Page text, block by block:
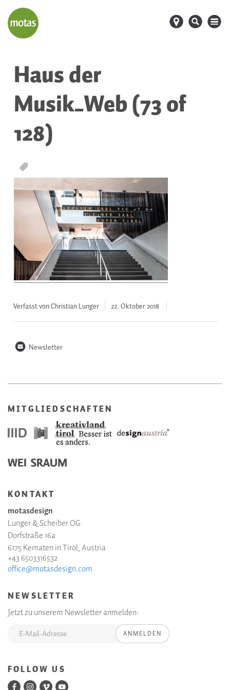
d s M
Haus der
Musik_Web (73 of
128)
T
Verfasst von Christian Lunger 22. Oktober2018
n Newsletter
MITGLIEDSCHAFTEN
KONTAKT
motasdesign
Lunger & Scheiber OG
Dorfstraße 16a
6175 Kematen in Tirol, Austria
+43 6503316532
office@motasdesign.com
NEWSLETTER
Jetzt zu unserem Newsletter anmelden:
ANMELDEN
FOLLOW US